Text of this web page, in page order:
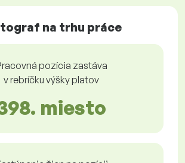
na trhu práce
pozícia zastáva
v rebríčku výšky platov
miesto